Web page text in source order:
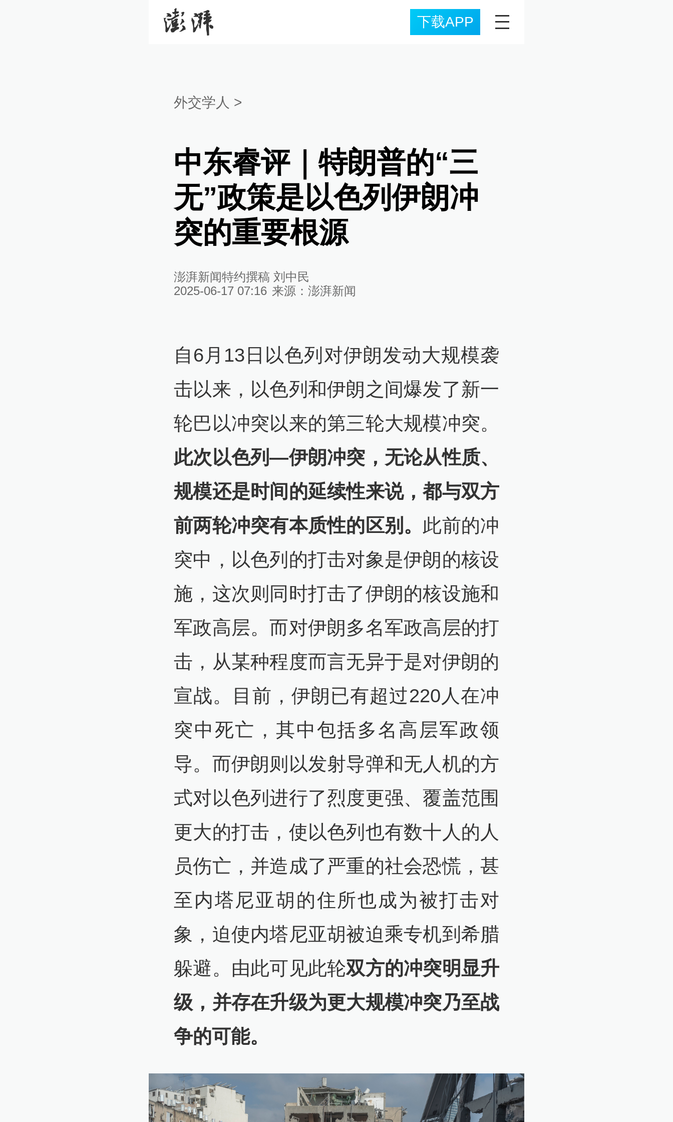
下载APP
外交学人 >
中东睿评｜特朗普的“三
无”政策是以色列伊朗冲
突的重要根源
澎湃新闻特约撰稿 刘中民
2025-06-17 07:16 来源： 澎湃新闻
自6月13日以色列对伊朗发动大规模袭
击以来，以色列和伊朗之间爆发了新一
轮巴以冲突以来的第三轮大规模冲突。
此次以色列—伊朗冲突，无论从性质、
规模还是时间的延续性来说，都与双方
前两轮冲突有本质性的区别。 此前的冲
突中，以色列的打击对象是伊朗的核设
施，这次则同时打击了伊朗的核设施和
军政高层。而对伊朗多名军政高层的打
击，从某种程度而言无异于是对伊朗的
宣战。目前，伊朗已有超过220人在冲
突中死亡，其中包括多名高层军政领
导。而伊朗则以发射导弹和无人机的方
式对以色列进行了烈度更强、覆盖范围
更大的打击，使以色列也有数十人的人
员伤亡，并造成了严重的社会恐慌，甚
至内塔尼亚胡的住所也成为被打击对
象，迫使内塔尼亚胡被迫乘专机到希腊
躲避。由此可见此轮双方的冲突明显升
级，并存在升级为更大规模冲突乃至战
争的可能。